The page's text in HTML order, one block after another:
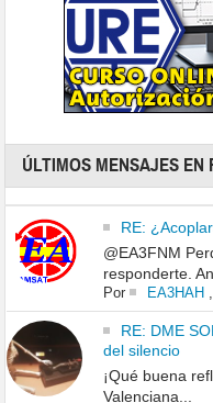
ÚLTIMOS MENSAJES EN
RE:
@EA3FNM
responderte.
Por EA3HAH,
RE: DME
del silencio
¡Qué buena
Valenciana...